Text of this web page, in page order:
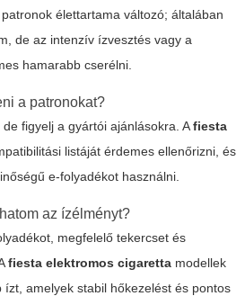
élettartama változó; általában
de az intenzív ízvesztés vagy a
hamarabb cserélni.
a patronokat?
figyelj a gyártói ajánlásokra. Afiesta
listáját érdemes ellenőrizni, és
e-folyadékot használni.
az ízélményt?
megfelelő tekercset és
fiesta elektromos cigaretta modellek
ízt, amelyek stabil hőkezelést és pontos